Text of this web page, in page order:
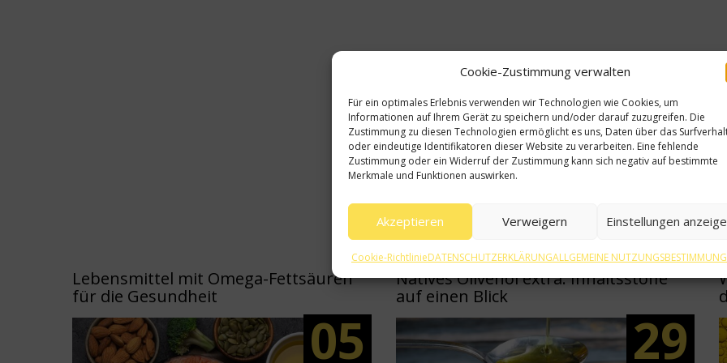
Cookie-Zustimmung verwalten
Für ein optimales Erlebnis verwenden wir Technologien wie Cookies, um
Informationen auf Ihrem Gerät zu speichern und/oder darauf zuzugreifen. Die
Zustimmung zu diesen Technologien ermöglicht es uns, Daten über das
oder eindeutige Identifikatoren dieser Website zu verarbeiten. Eine fehlende
Zustimmung oder ein Widerruf der Zustimmung kann sich negativ auf bestimmte
Merkmale und Funktionen auswirken.
Akzeptieren Verweigern Einstellungen
Cookie-RichtlinieDATENSCHUTZERKLÄRUNGALLGEMEINE
Verwandte Beiträge
Lebensmittel mit Omega-Fettsäuren
für die Gesundheit
05
Natives Olivenöl extra: Inhaltsstoffe
auf einen Blick
29